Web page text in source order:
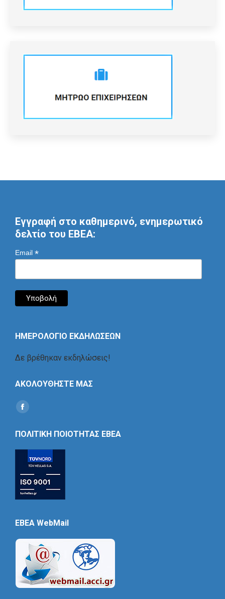
Εγγραφή στο καθημερινό, ενημερωτικό
δελτίο του ΕΒΕΑ:
Email *
ΗΜΕΡΟΛΟΓΙΟ ΕΚΔΗΛΩΣΕΩΝ
Δε βρέθηκαν εκδηλώσεις!
ΑΚΟΛΟΥΘΗΣΤΕ ΜΑΣ
Find us on:
Social
ΠΟΛΙΤΙΚΗ ΠΟΙΟΤΗΤΑΣ ΕΒΕΑ
EBEA WebMail